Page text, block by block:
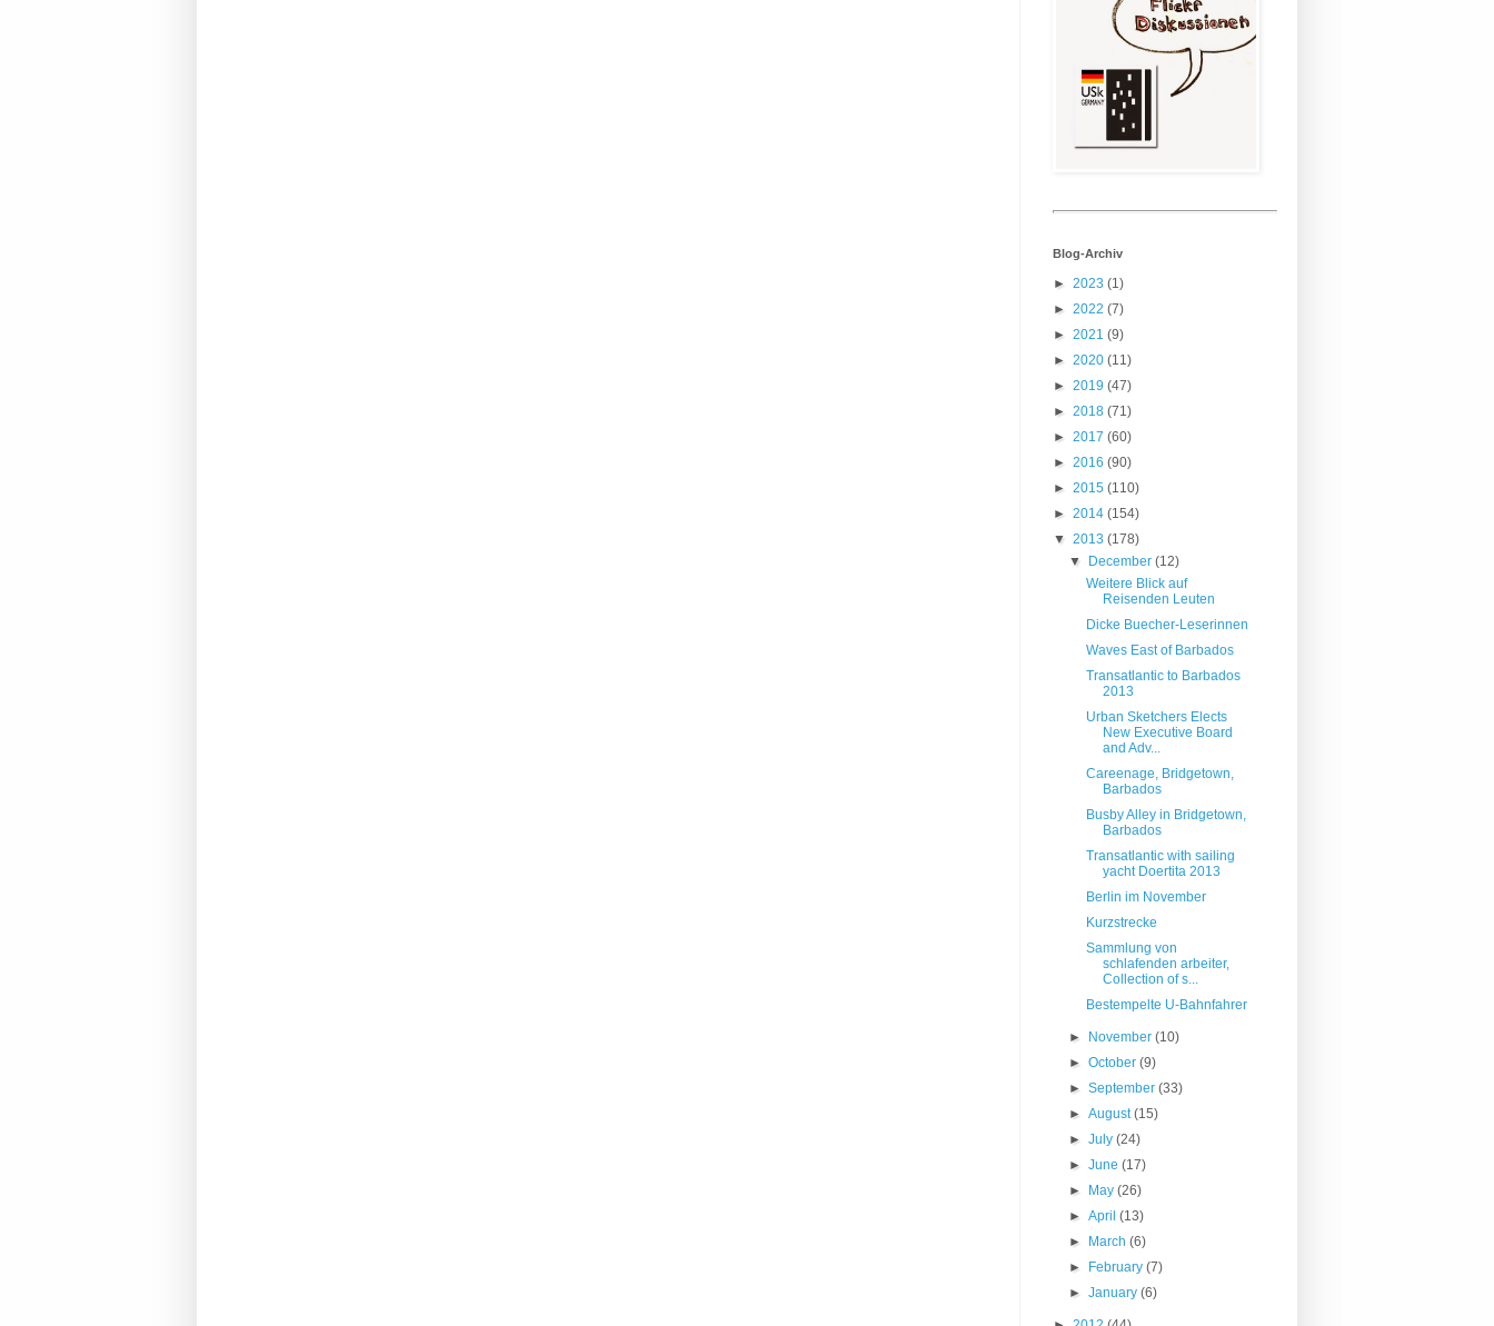
Blog-Archiv
► 2023 (1)
► 2022 (7)
► 2021 (9)
► 2020 (11)
► 2019 (47)
► 2018 (71)
► 2017 (60)
► 2016 (90)
► 2015 (110)
► 2014 (154)
▼ 2013 (178)
▼
December(12)
Weitere Blick auf
Reisenden Leuten
Dicke Buecher-Leserinnen
Waves East of Barbados
Transatlantic to Barbados
2013
Urban Sketchers Elects
New Executive Board
and Adv...
Careenage, Bridgetown,
Barbados
Busby Alley in Bridgetown,
Barbados
Transatlantic with sailing
yacht Doertita 2013
Berlin im November
Kurzstrecke
Sammlung von
schlafenden arbeiter,
Collection of s...
Bestempelte U-Bahnfahrer
► November(10)
►October(9)
►September(33)
►August(15)
►July(24)
►June(17)
►
May(26)
►April(13)
►
March(6)
►
February(7)
►January(6)